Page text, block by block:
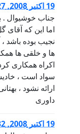
19 اكتبر 2008, 12:27
جناب خوشيوال .
اما اين که آقای
نجيب بوده باشد
ها و خلقی ها
اکراه همکاری
سواد است ،
ارائه نشود ،
داوری
19 اكتبر 2008, 12:32